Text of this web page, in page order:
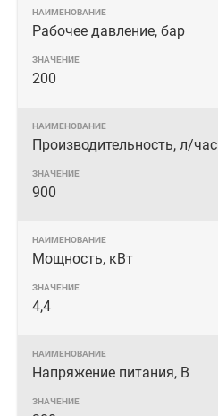
Рабочее давление, бар
200
Производительность, л/час
900
Мощность, кВт
4,4
Напряжение питания, В